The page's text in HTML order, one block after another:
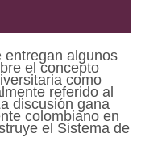
entregan algunos
el concepto
como
referido al
discusión gana
colombiano en
el Sistema de